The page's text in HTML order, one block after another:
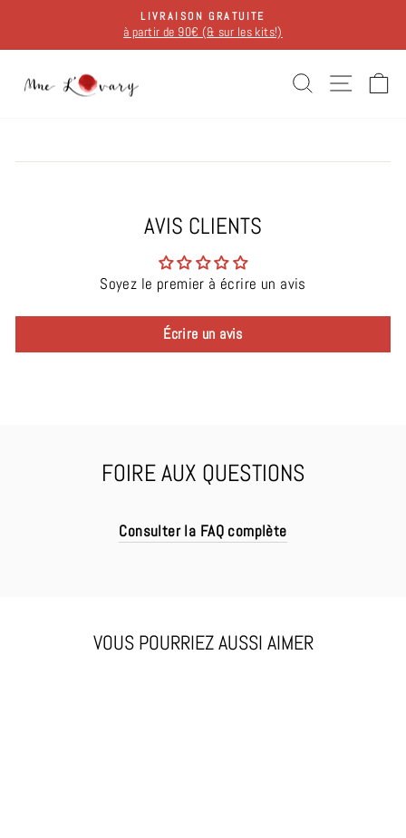
contenu
Diaporama
LIVRAISON GRATUITE
à partir de 90€ (& sur les kits!)
AVIS CLIENTS
Soyez le premier à écrire un avis
Écrire un avis
FOIRE AUX QUESTIONS
Consulter la FAQ complète
VOUS POURRIEZ AUSSI AIMER